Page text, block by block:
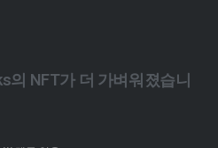
의 NFT가 더 가벼워졌습니